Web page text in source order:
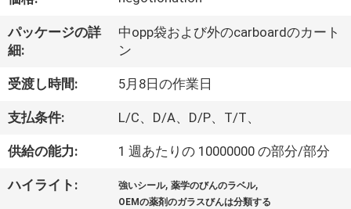
に
つ
い
て
工
場
パッケージの詳
細:
中opp袋および外のcarboardのカート
ン
受渡し時間: 5月8日の作業日
支払条件: L/C、D/A、D/P、T/T、
供給の能力: 1 週あたりの 10000000 の部分/部分
ハイライト: 強いシール,薬学のびんのラベル,
OEMの薬剤のガラスびんは分類する